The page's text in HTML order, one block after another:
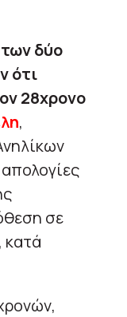
δύο
ότι
28χρονο
,
σε
κατά